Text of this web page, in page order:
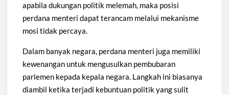
apabila dukungan politik melemah, maka posisi
perdana menteri dapat terancam melalui mekanisme
mosi tidak percaya.
Dalam banyak negara, perdana menteri juga memiliki
kewenangan untuk mengusulkan pembubaran
parlemen kepada kepala negara. Langkah ini biasanya
diambil ketika terjadi kebuntuan politik yang sulit